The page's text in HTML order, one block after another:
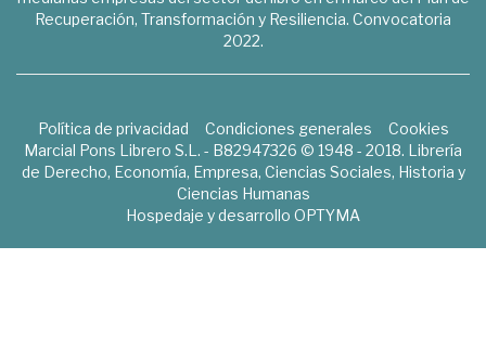
Recuperación, Transformación y Resiliencia. Convocatoria
2022.
Política de privacidad Condiciones generales
Cookies
Marcial Pons Librero S.L. - B82947326 © 1948 - 2018. Librería
de Derecho, Economía, Empresa, Ciencias Sociales, Historia y
Ciencias Humanas
Hospedaje y desarrollo OPTYMA